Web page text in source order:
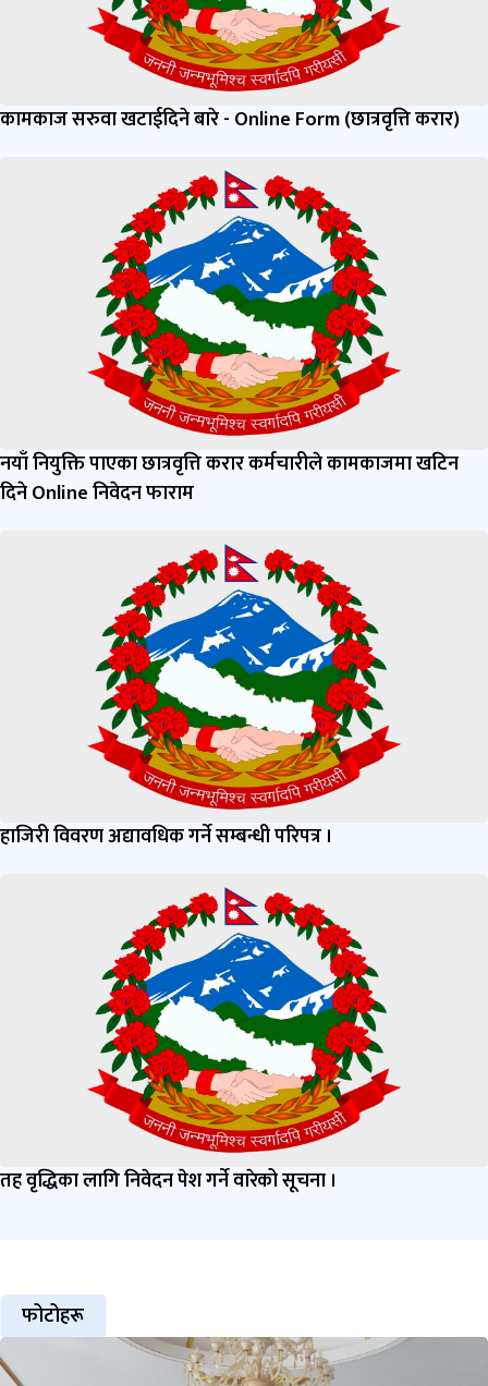
कामकाज सरुवा खटाईदिने बारे - Online Form (छात्रवृत्ति करार)
नयाँ नियुक्ति पाएका छात्रवृत्ति करार कर्मचारीले कामकाजमा खटिन
दिने Online निवेदन फाराम
हाजिरी विवरण अद्यावधिक गर्ने सम्बन्धी परिपत्र ।
तह वृद्धिका लागि निवेदन पेश गर्ने वारेको सूचना ।
फोटोहरू